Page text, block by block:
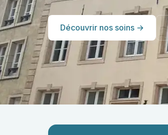
Découvrir nos soins →